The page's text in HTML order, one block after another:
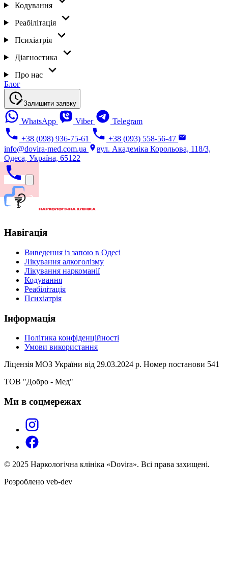
Кодування
Реабілітація
Психіатрія
Діагностика
Про нас
Блог
Залишити заявку
WhatsApp Viber
Telegram
+38 (098) 936-75-61
+38 (093) 558-56-47
info@dovira-med.com.ua
вул. Академіка Корольова, 118/3,
Одеса, Україна, 65122
Навігація
Виведення із запою в Одесі
Лікування алкоголізму
Лікування наркоманії
Кодування
Реабілітація
Психіатрія
Інформація
Політика конфіденційності
Умови використання
Ліцензія МОЗ України від 29.03.2024 р. Номер постанови 541
ТОВ "Добро - Мед"
Ми в соцмережах
© 2025 Наркологічна клініка «Dovira». Всі права захищені.
Розроблено veb-dev